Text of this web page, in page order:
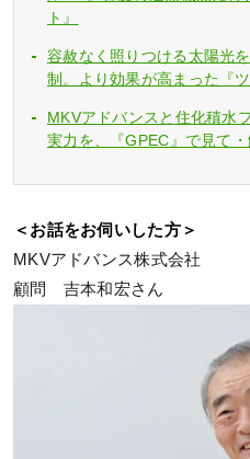
ト』
容赦なく照りつける太陽光
制。より効果が高まった『
MKVアドバンスと住化積水
実力を、『GPEC』で見て・
＜お話をお伺いした方＞
MKVアドバンス株式会社
顧問 吉本和宏さん